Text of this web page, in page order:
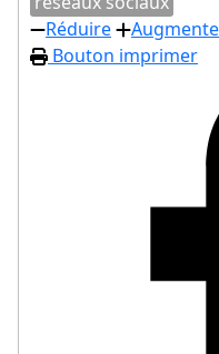
Réduire
Bouton imprimer